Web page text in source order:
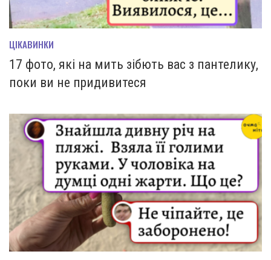
ЦІКАВИНКИ
17 фото, які на мить зiбють вас з пантелику,
поки ви не придивитеся